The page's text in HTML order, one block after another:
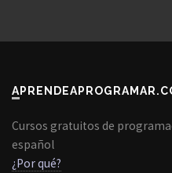
Cursos gratuitos de
español
¿Por qué?